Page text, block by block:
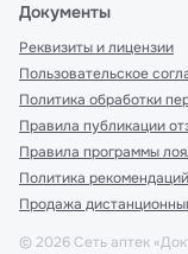
Документы
Реквизиты и лицензии
Пользовательское
Политика обработки
Правила публикации
Правила программы
Политика рекомендаций
Продажа
© 2026 Сеть аптек